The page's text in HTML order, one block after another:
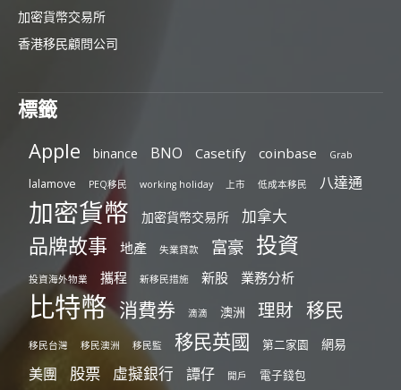
加密貨幣交易所
香港移民顧問公司
標籤
Apple binance BNO Casetify coinbase Grab
lalamove PEQ移民 working holiday 上市 低成本移民 八達通
加密貨幣 加密貨幣交易所 加拿大
品牌故事 地產 失業貸款 富豪 投資
投資海外物業 攜程 新移民措施 新股 業務分析
比特幣 消費券 滴滴 澳洲 理財 移民
移民台灣 移民澳洲 移民監 移民英國 第二家園 網易
美團 股票 虛擬銀行 譚仔 開戶 電子錢包